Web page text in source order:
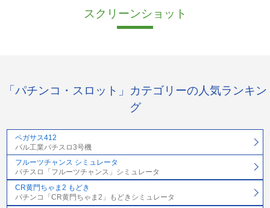
スクリーンショット
「パチンコ・スロット」カテゴリーの人気ランキン
グ
ペガサス412
パル工業パチスロ3号機
フルーツチャンス シミュレータ
パチスロ「フルーツチャンス」シミュレータ
CR黄門ちゃま2 もどき
パチンコ「CR黄門ちゃま2」もどきシミュレータ